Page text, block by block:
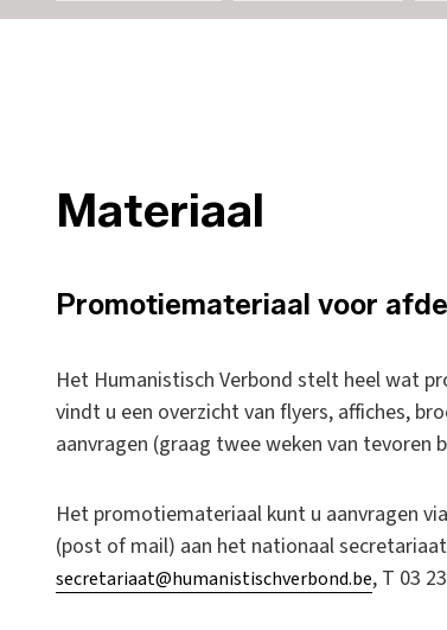
Materiaal
Promotiemateriaal voor
Het Humanistisch Verbond stelt heel wat
vindt u een overzicht van flyers, affiches,
aanvragen (graag twee weken van tevoren
Het promotiemateriaal kunt u aanvragen
(post of mail) aan het nationaal
secretariaat@humanistischverbond.be, T 03